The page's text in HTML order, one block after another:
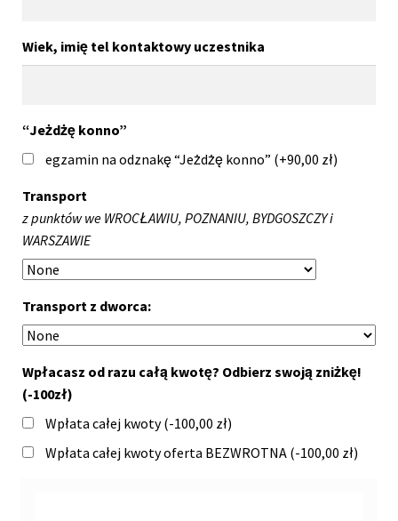
Wiek, imię tel kontaktowy uczestnika
“Jeżdżę konno”
egzamin na odznakę “Jeżdżę konno” (+90,00 zł)
Transport
z punktów we WROCŁAWIU, POZNANIU, BYDGOSZCZY i
WARSZAWIE
Transport z dworca:
Wpłacasz od razu całą kwotę? Odbierz swoją zniżkę!
(-100zł)
Wpłata całej kwoty (-100,00 zł)
Wpłata całej kwoty oferta BEZWROTNA (-100,00 zł)